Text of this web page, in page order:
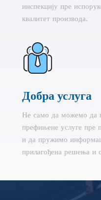
инспекцију пре
квалитет производа.
Добра услуга
Не само да можемо да
префињене услуге пре
и да пружимо
прилагођена решења и